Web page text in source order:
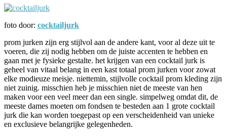
foto door: cocktailjurk
prom jurken zijn erg stijlvol aan de andere kant, voor al deze uit te
voeren, die zij nodig hebben om de juiste accenten te hebben en
gaan met je fysieke gestalte. het krijgen van een cocktail jurk is
geheel van vitaal belang in een kast totaal prom jurken voor zowat
elke modieuze meisje. niettemin, stijlvolle cocktail prom kleding zijn
niet zuinig. misschien heb je misschien niet de meeste van hen
maken voor een veel meer dan een single. simpelweg omdat dit, de
meeste dames moeten om fondsen te besteden aan 1 grote cocktail
jurk die kan worden toegepast op een verscheidenheid van unieke
en exclusieve belangrijke gelegenheden.